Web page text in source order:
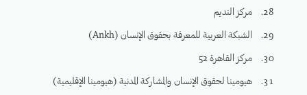
مركز النديم
الشبكة العربية للمعرفة بحقوق الإنسان (Ankh)
مركز القاهرة 52
هيومينا لحقوق الإنسان والمشاركة المدنية (هيومينا الإقليمية)